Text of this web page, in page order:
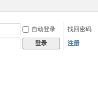
自动登录
找回密码
登录 注册